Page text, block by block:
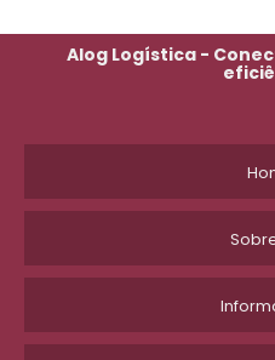
Alog Logística -